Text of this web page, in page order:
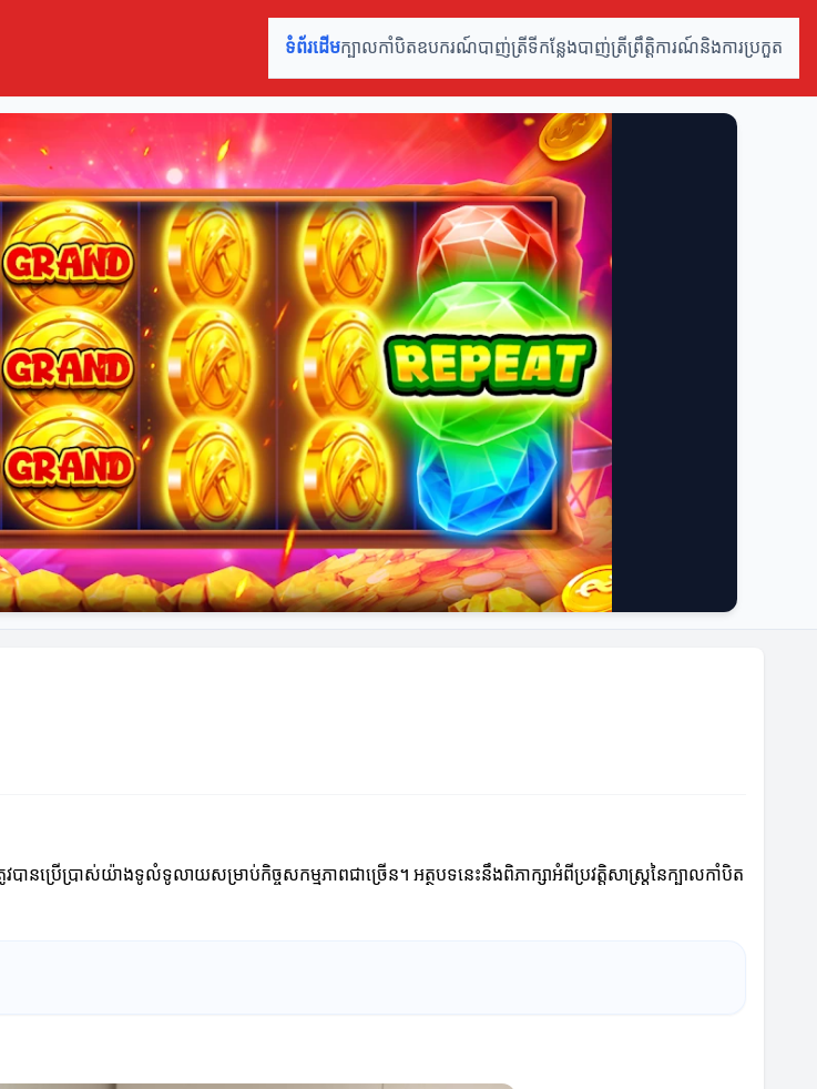
ទំព័រដើមក្បាលកាំបិតឧបករណ៍បាញ់ត្រីទីកន្លែងបាញ់ត្រីព្រឹត្តិការណ៍និងការប្រកួត
ានប្រើប្រាស់យ៉ាងទូលំទូលាយសម្រាប់កិច្ចសកម្មភាពជាច្រើន។ អត្ថបទនេះនឹងពិភាក្សាអំពីប្រវត្តិសាស្ត្រនៃក្បាលកាំបិត